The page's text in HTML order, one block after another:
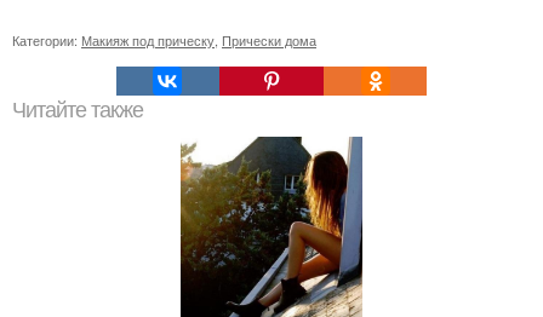
Категории: Макияж под прическу Прически дома
Читайте также